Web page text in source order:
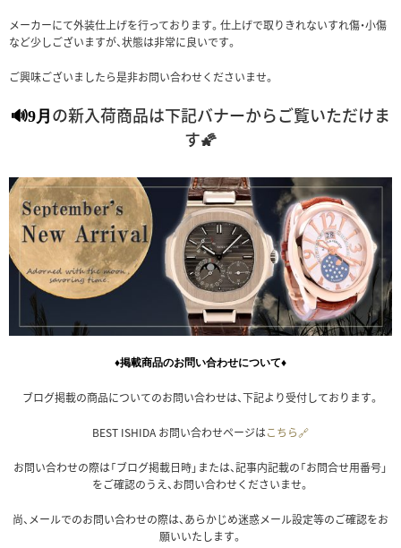
メーカーにて外装仕上げを行っております。仕上げで取りきれないすれ傷・小傷
など少しございますが、状態は非常に良いです。
ご興味ございましたら是非お問い合わせくださいませ。
🔊9月 の新入荷商品は下記バナーからご覧いただけま
す🌠
♦掲載商品のお問い合わせについて♦
ブログ掲載の商品についてのお問い合わせは、下記より受付しております。
BEST ISHIDA お問い合わせページはこちら🔗
お問い合わせの際は「ブログ掲載日時」または、記事内記載の「お問合せ用番号」
をご確認のうえ、お問い合わせくださいませ。
尚、メールでのお問い合わせの際は、あらかじめ迷惑メール設定等のご確認をお
願いいたします。